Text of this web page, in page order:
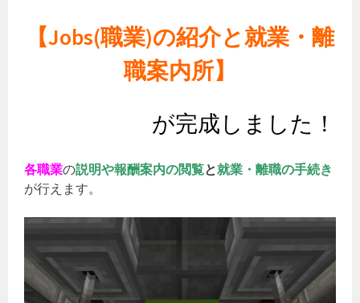
【Jobs(職業)の紹介と就業・離
職案内所】
が完成しました！
各職業の説明や報酬案内の閲覧と就業・離職の手続き
が行えます。